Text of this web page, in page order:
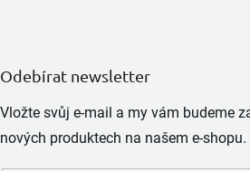
Odebírat newsletter
Vložte svůj e-mail a my vám budeme
nových produktech na našem e-shopu.